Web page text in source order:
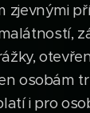
zjevnými
osobám
i pro